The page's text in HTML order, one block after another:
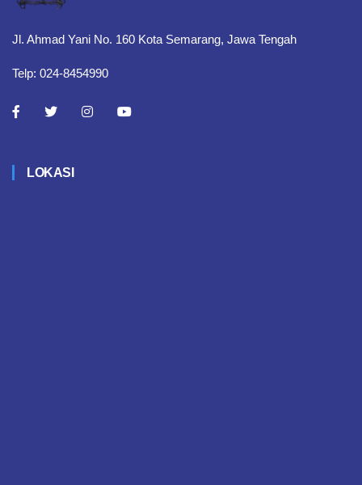
Jl. Ahmad Yani No. 160 Kota Semarang, Jawa Tengah
Telp: 024-8454990
LOKASI